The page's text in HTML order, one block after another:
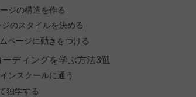
ジの構造を作る
のスタイルを決める
ページに動きをつける
ディングを学ぶ方法3選
ンスクールに通う
独学する